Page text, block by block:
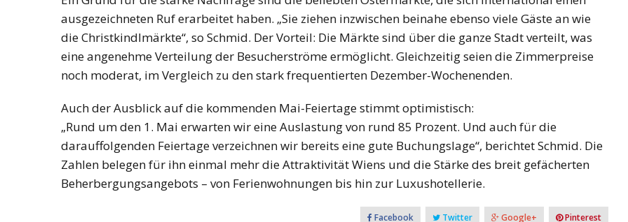
ausgezeichneten Ruf erarbeitet haben. „Sie ziehen inzwischen beinahe ebenso viele Gäste an wie
die Christkindlmärkte“, so Schmid. Der Vorteil: Die Märkte sind über die ganze Stadt verteilt, was
eine angenehme Verteilung der Besucherströme ermöglicht. Gleichzeitig seien die Zimmerpreise
noch moderat, im Vergleich zu den stark frequentierten Dezember-Wochenenden.
Auch der Ausblick auf die kommenden Mai-Feiertage stimmt optimistisch:
„Rund um den 1. Mai erwarten wir eine Auslastung von rund 85 Prozent. Und auch für die
darauffolgenden Feiertage verzeichnen wir bereits eine gute Buchungslage“, berichtet Schmid. Die
Zahlen belegen für ihn einmal mehr die Attraktivität Wiens und die Stärke des breit gefächerten
Beherbergungsangebots – von Ferienwohnungen bis hin zur Luxushotellerie.
Facebook Twitter Google+ Pinterest